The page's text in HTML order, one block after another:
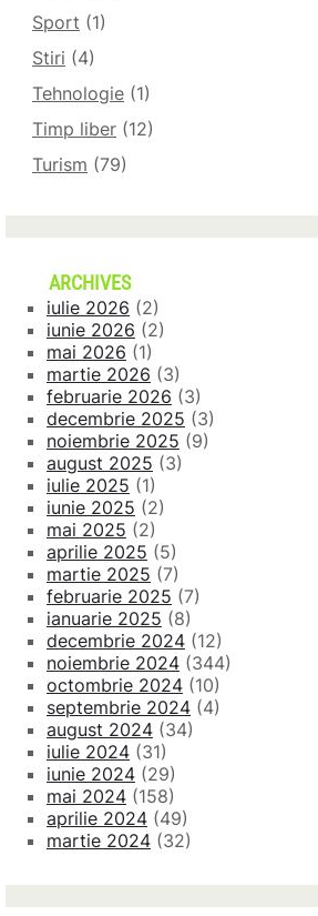
Sport (1)
Stiri (4)
Tehnologie (1)
Timp liber (12)
Turism (79)
ARCHIVES
iulie 2026 (2)
iunie 2026 (2)
mai 2026 (1)
martie 2026 (3)
februarie 2026 (3)
decembrie 2025 (3)
noiembrie 2025 (9)
august 2025 (3)
iulie 2025 (1)
iunie 2025 (2)
mai 2025 (2)
aprilie 2025 (5)
martie 2025 (7)
februarie 2025 (7)
ianuarie 2025 (8)
decembrie 2024 (12)
noiembrie 2024 (344)
octombrie 2024 (10)
septembrie 2024 (4)
august 2024 (34)
iulie 2024 (31)
iunie 2024 (29)
mai 2024 (158)
aprilie 2024 (49)
martie 2024 (32)